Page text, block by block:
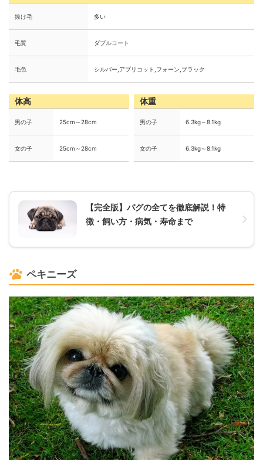
抜け毛 多い
毛質 ダブルコート
毛色 シルバー,アプリコット,フォーン,ブラック
体高
男の子 25cm～28cm
女の子 25cm～28cm
体重
男の子 6.3kg～8.1kg
女の子 6.3kg～8.1kg
【完全版】パグの全てを徹底解説！特
徴・飼い方・病気・寿命まで
ペキニーズ